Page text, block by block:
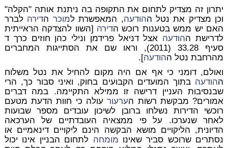
יתרון זה מצדיק לתחום את התקופה בה ניתנת אותה "הקלה"
וכן מצדיק את נטל ההודעה, המאפשרת למוכר הדירה לברר
האם יש ממש בטענות רוכש הדירה [השוו להצדקה הראייתית
לדרישת ההודעה אצל דניאל פרידמן ונילי כהן חוזים כרך ד
סעיף 33.28 (2011), וראו שם את הסתייגות המחברים
מהרחבת נטל ההודעה].
ואולם, דומני כי אף אם היה מקום להחיל את נטל משלוח
ההודעה בתוך המועדים הקבועים בחוק, ואיני סבור כך, הרי
שבנסיבות העניין דרישה זו ממילא התקיימה. במה דברים
אמורים? מבקשת רשות הערעורעולה כי חוות הדעת מטעם
רוכשי הדירות נשלחו ברובן לשיכון עובדים מספר שבועות
לאחר שנערכו. על פי ממצאיה העובדתיים של הערכאה
הדיונית, הליקויים מושא הבקשה הינם ליקויים דינאמיים או
נסתרים שרוכש סביר שאינו מומחה לתחום הבניין אינו יכול